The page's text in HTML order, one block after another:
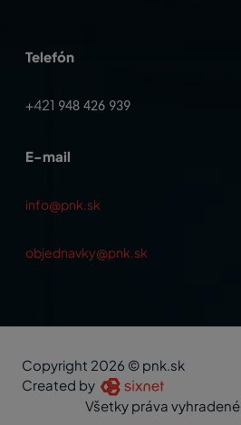
Telefón
+421 948 426 939
E-mail
info@pnk.sk
objednavky@pnk.sk
Copyright 2026 © pnk.sk
Created by
Všetky práva vyhradené